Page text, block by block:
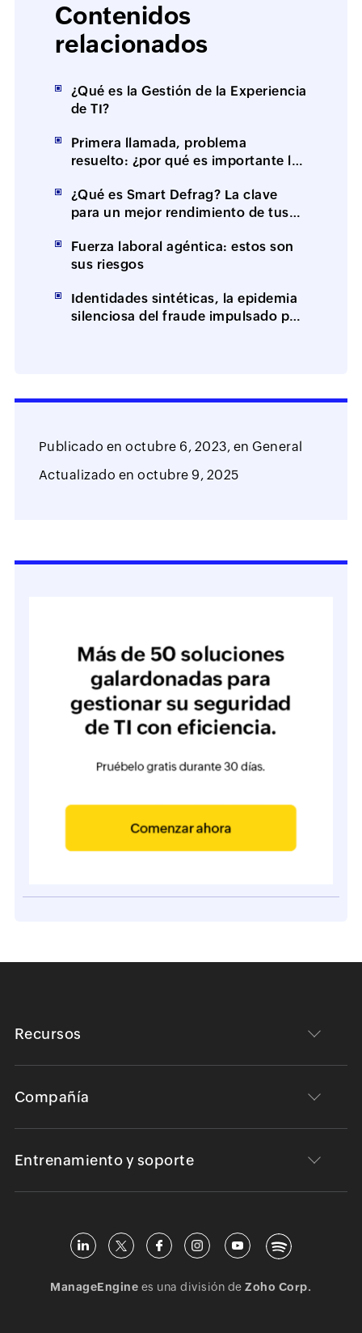
Contenidos
relacionados
¿Qué es la Gestión de la Experiencia
de TI?
Primera llamada, problema
resuelto: ¿por qué es importante la
(FCR)?
¿Qué es Smart Defrag? La clave
para un mejor rendimiento de tus
Fuerza laboral agéntica: estos son
sus riesgos
Identidades sintéticas, la epidemia
silenciosa del fraude impulsado por
Publicado enoctubre 6, 2023, en General
Actualizado enoctubre 9, 2025
Recursos
Compañía
Entrenamiento y soporte
ManageEngine es una división deZoho Corp.